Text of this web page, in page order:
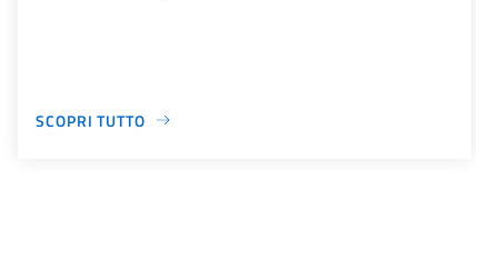
SCOPRI TUTTO